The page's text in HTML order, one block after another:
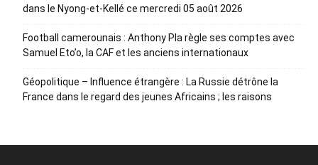
dans le Nyong-et-Kellé ce mercredi 05 août 2026
Football camerounais : Anthony Pla règle ses comptes avec
Samuel Eto’o, la CAF et les anciens internationaux
Géopolitique – Influence étrangère : La Russie détrône la
France dans le regard des jeunes Africains ; les raisons